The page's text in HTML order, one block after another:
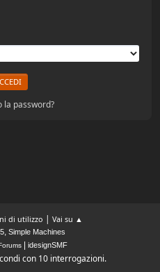
la password?
di utilizzo | Vai su ▲
, Simple Machines
| idesignSMF
con 10 interrogazioni.